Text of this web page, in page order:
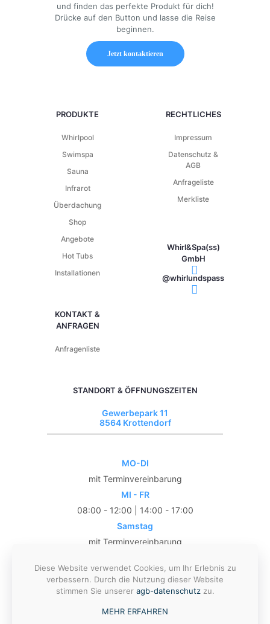
und finden das perfekte Produkt für dich!
Drücke auf den Button und lasse die Reise
beginnen.
Jetzt kontaktieren
PRODUKTE
Whirlpool
Swimspa
Sauna
Infrarot
Überdachung
Shop
Angebote
Hot Tubs
Installationen
KONTAKT &
ANFRAGEN
Anfragenliste
RECHTLICHES
Impressum
Datenschutz &
AGB
Anfrageliste
Merkliste
Whirl&Spa(ss)
GmbH
@whirlundspass
STANDORT & ÖFFNUNGSZEITEN
Gewerbepark 11
8564 Krottendorf
MO-DI
mit Terminvereinbarung
MI - FR
08:00 - 12:00 | 14:00 - 17:00
Samstag
mit Terminvereinbarung
außerhalb der Öffnungszeiten, AUCH
ABENDS.
Diese Website verwendet Cookies, um Ihr Erlebnis zu
verbessern. Durch die Nutzung dieser Website
stimmen Sie unserer agb-datenschutzzu.
MEHR ERFAHREN